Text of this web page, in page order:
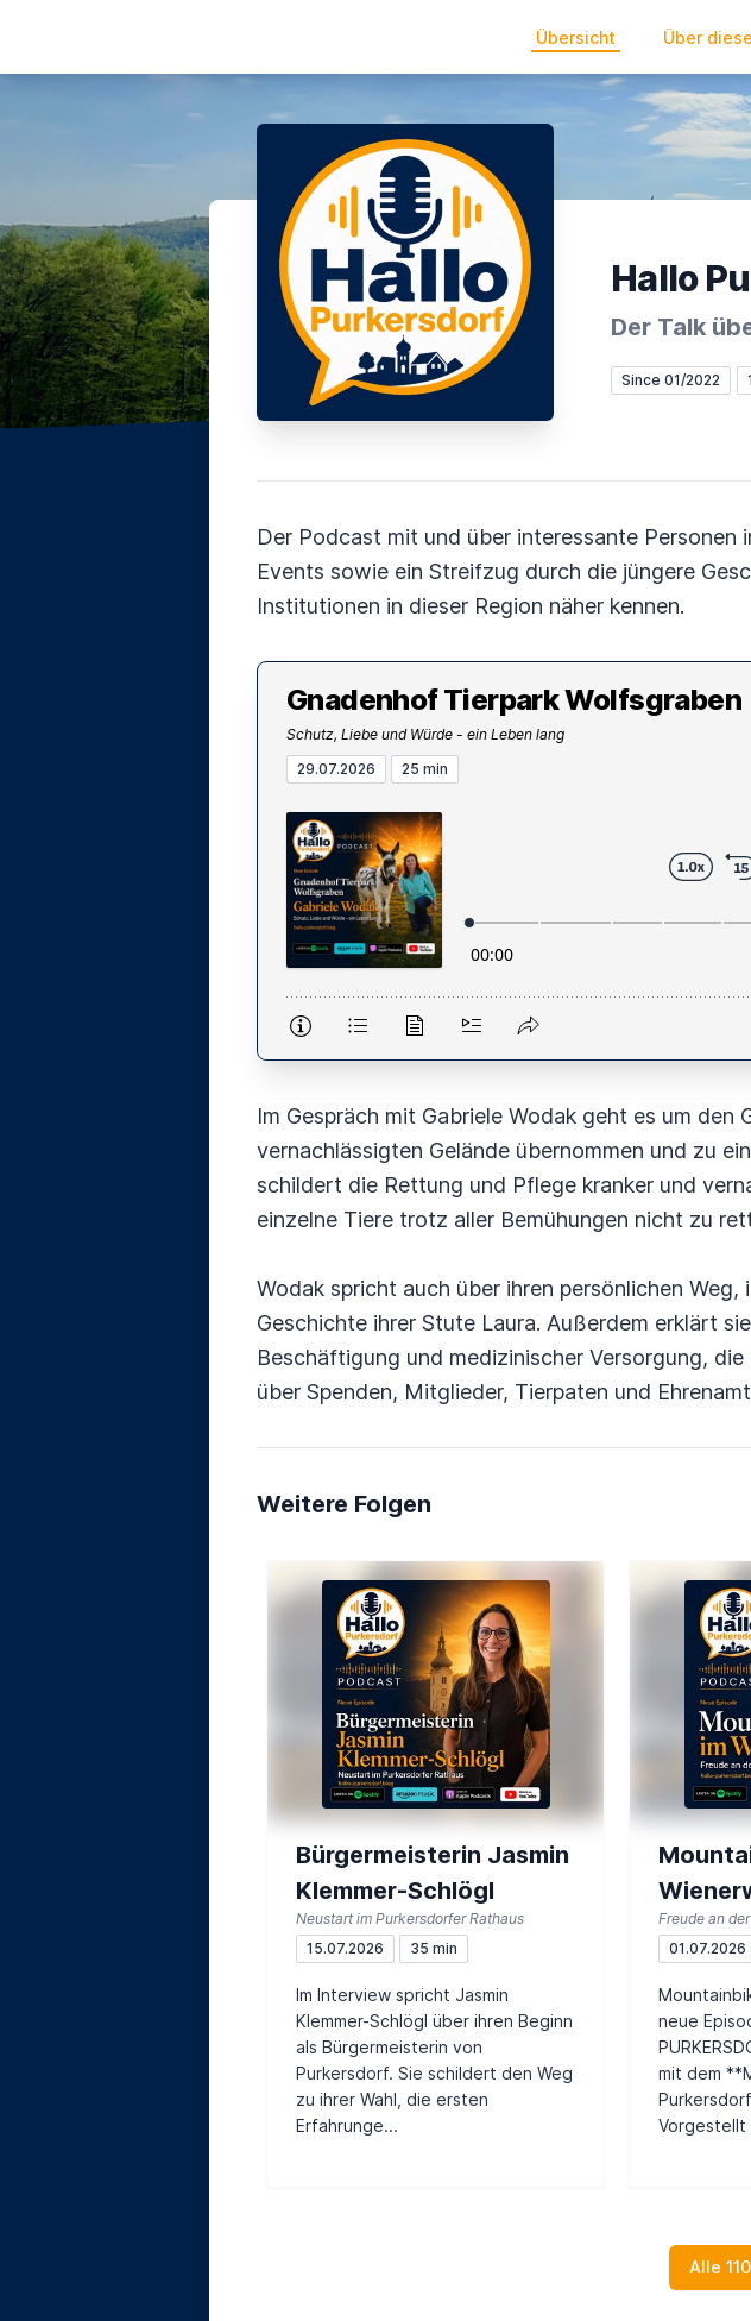
Übersicht Über
Hallo
Der Talk
Since 01/2022
Der Podcast mit und über interessante
Events sowie ein Streifzug durch die jüngere
Institutionen in dieser Region näher kennen.
Gnadenhof Tierpark Wolfsgraben
Schutz, Liebe und Würde - ein Leben lang
29.07.2026
25 min
Im Gespräch mit Gabriele Wodak geht es um
vernachlässigten Gelände übernommen und zu
schildert die Rettung und Pflege kranker und
einzelne Tiere trotz aller Bemühungen nicht zu
Wodak spricht auch über ihren persönlichen
Geschichte ihrer Stute Laura. Außerdem erklärt
Beschäftigung und medizinischer Versorgung,
über Spenden, Mitglieder, Tierpaten und
Weitere Folgen
Bürgermeisterin Jasmin
Klemmer-Schlögl
Neustart im Purkersdorfer Rathaus
15.07.2026
35 min
Im Interview spricht Jasmin
Klemmer-Schlögl über ihren Beginn
als Bürgermeisterin von
Purkersdorf. Sie schildert den Weg
zu ihrer Wahl, die ersten
Erfahrunge...
Freude an
01.07.2026
neue
mit dem
Vorgestellt
Alle